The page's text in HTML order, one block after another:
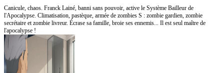
Canicule, chaos. Franck Lainé, banni sans pouvoir, active le Système Bailleur de
l'Apocalypse. Climatisation, pastèque, armée de zombies S : zombie gardien, zombie
secrétaire et zombie livreur. Écrase sa famille, broie ses ennemis... Il est seul maître de
l'apocalypse !